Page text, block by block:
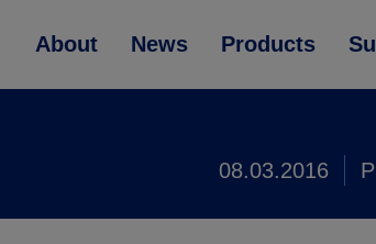
About News Products
08.03.2016